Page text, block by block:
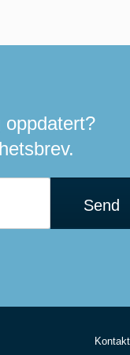
Send
Kontakt